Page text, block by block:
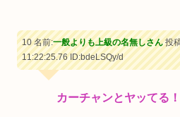
10 名前:一般よりも上級の名無しさん投
11:22:25.76ID:bdeLSQy/d
カーチャンとヤッてる